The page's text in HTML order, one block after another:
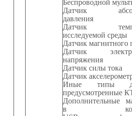
Беспроводной
Датчик
давления
Датчик
исследуемой среды
Датчик магнитного
Датчик
напряжения
Датчик силы тока
Датчик
Иные типы
предусмотренные
Дополнительные
в